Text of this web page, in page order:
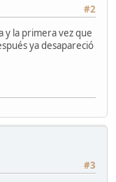
#2
y la primera vez que
ya desapareció
#3